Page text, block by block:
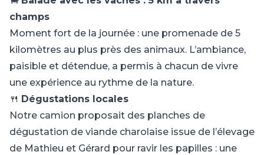
champs
Moment fort de la journée : une promenade de 5
kilomètres au plus près des animaux. L’ambiance,
paisible et détendue, a permis à chacun de vivre
une expérience au rythme de la nature.
🍴 Dégustations locales
Notre camion proposait des planches de
dégustation de viande charolaise issue de l’élevage
de Mathieu et Gérard pour ravir les papilles : une